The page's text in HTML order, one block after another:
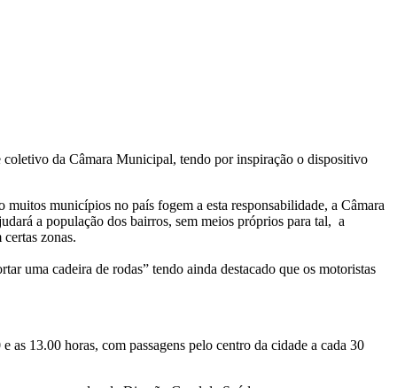
da Câmara Municipal, tendo por inspiração o dispositivo
municípios no país fogem a esta responsabilidade, a Câmara
a população dos bairros, sem meios próprios para tal, a
zonas.
uma cadeira de rodas” tendo ainda destacado que os motoristas
as 13.00 horas, com passagens pelo centro da cidade a cada 30